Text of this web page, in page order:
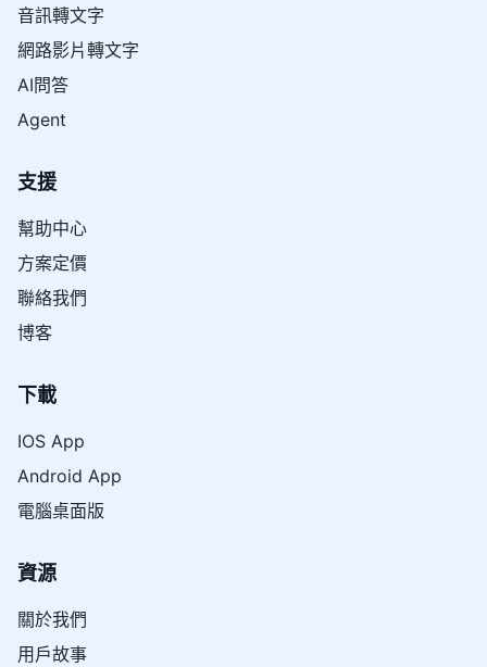
音訊轉文字
網路影片轉文字
AI問答
Agent
支援
幫助中心
方案定價
聯絡我們
博客
下載
IOS App
Android App
電腦桌面版
資源
關於我們
用戶故事